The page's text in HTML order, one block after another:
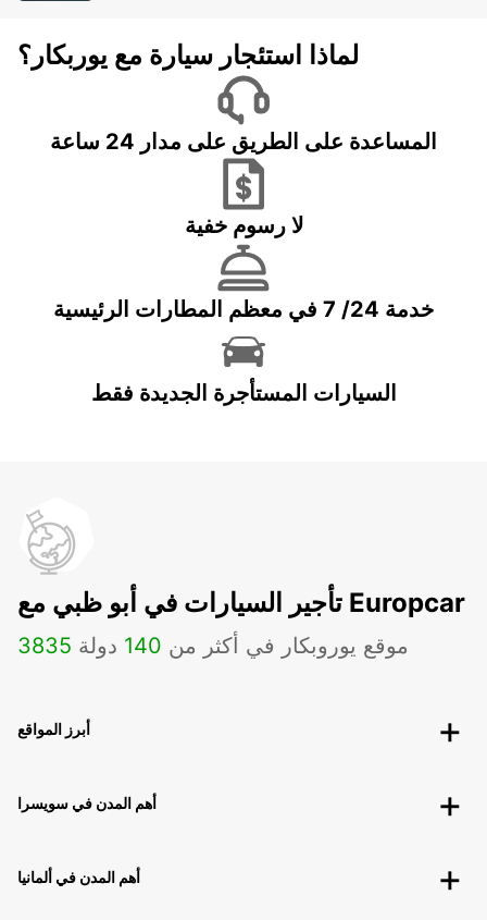
لماذا استئجار سيارة مع يوربكار؟
المساعدة على الطريق على مدار 24 ساعة
لا رسوم خفية
خدمة 24/ 7 في معظم المطارات الرئيسية
السيارات المستأجرة الجديدة فقط
تأجير السيارات في أبو ظبي مع Europcar
3835 موقع يوروبكار في أكثر من 140 دولة
أبرز المواقع
أهم المدن في سويسرا
أهم المدن في ألمانيا